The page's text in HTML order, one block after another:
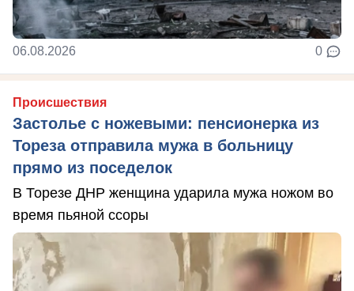
06.08.2026 0
Происшествия
Застолье с ножевыми: пенсионерка из
Тореза отправила мужа в больницу
прямо из поседелок
В Торезе ДНР женщина ударила мужа ножом во
время пьяной ссоры